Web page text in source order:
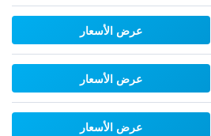
عرض الأسعار
عرض الأسعار
عرض الأسعار